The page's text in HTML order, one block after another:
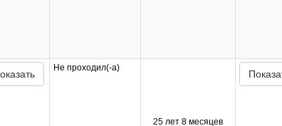
Не проходил(-а)
25 лет 8 месяцев